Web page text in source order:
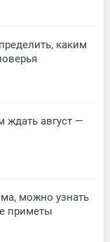
каким
ждать август —
можно узнать
приметы